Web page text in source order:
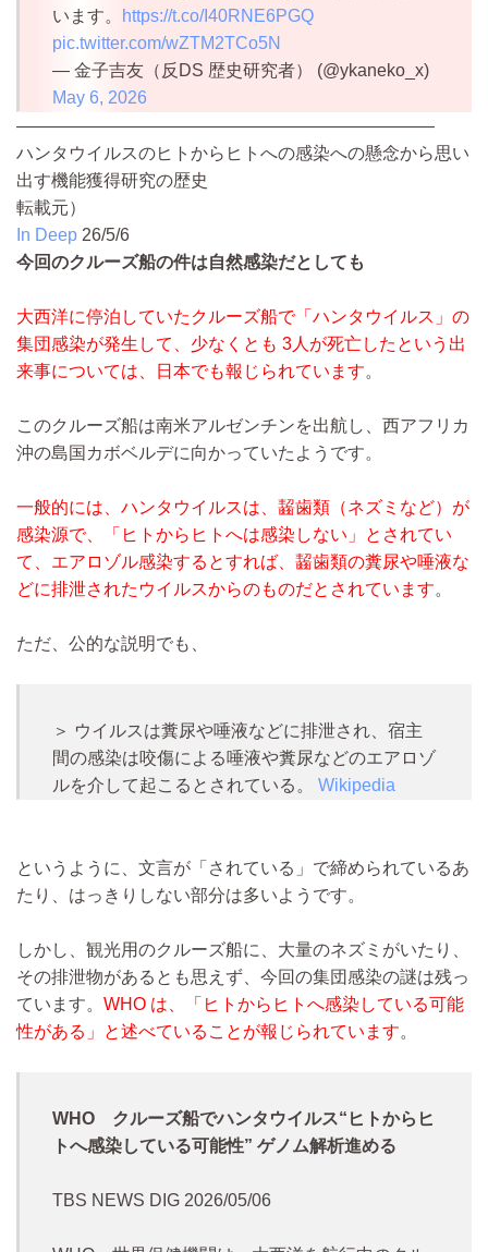
います。
https://t.co/I40RNE6PGQ
pic.twitter.com/wZTM2TCo5N
— 金子吉友（反DS 歴史研究者） (@ykaneko_x)
May 6, 2026
————————————————————————
ハンタウイルスのヒトからヒトへの感染への懸念から思い
出す機能獲得研究の歴史
転載元）
In Deep 26/5/6
今回のクルーズ船の件は自然感染だとしても
大西洋に停泊していたクルーズ船で「ハンタウイルス」の
集団感染が発生して、少なくとも 3人が死亡したという出
来事については、日本でも報じられています。
このクルーズ船は南米アルゼンチンを出航し、西アフリカ
沖の島国カボベルデに向かっていたようです。
一般的には、ハンタウイルスは、齧歯類（ネズミなど）が
感染源で、「ヒトからヒトへは感染しない」とされてい
て、エアロゾル感染するとすれば、齧歯類の糞尿や唾液な
どに排泄されたウイルスからのものだとされています。
ただ、公的な説明でも、
＞ ウイルスは糞尿や唾液などに排泄され、宿主
間の感染は咬傷による唾液や糞尿などのエアロゾ
ルを介して起こるとされている。 Wikipedia
というように、文言が「されている」で締められているあ
たり、はっきりしない部分は多いようです。
しかし、観光用のクルーズ船に、大量のネズミがいたり、
その排泄物があるとも思えず、今回の集団感染の謎は残っ
ています。 WHO は、「ヒトからヒトへ感染している可能
性がある」と述べていることが報じられています。
WHO クルーズ船でハンタウイルス“ヒトからヒ
トへ感染している可能性” ゲノム解析進める
TBS NEWS DIG 2026/05/06